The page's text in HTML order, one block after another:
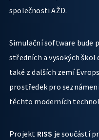
společnosti AŽD.
Simulační software bude
středních a vysokých škol
také z dalších zemí
prostředek pro
těchto moderních
Projekt RISS je součástí